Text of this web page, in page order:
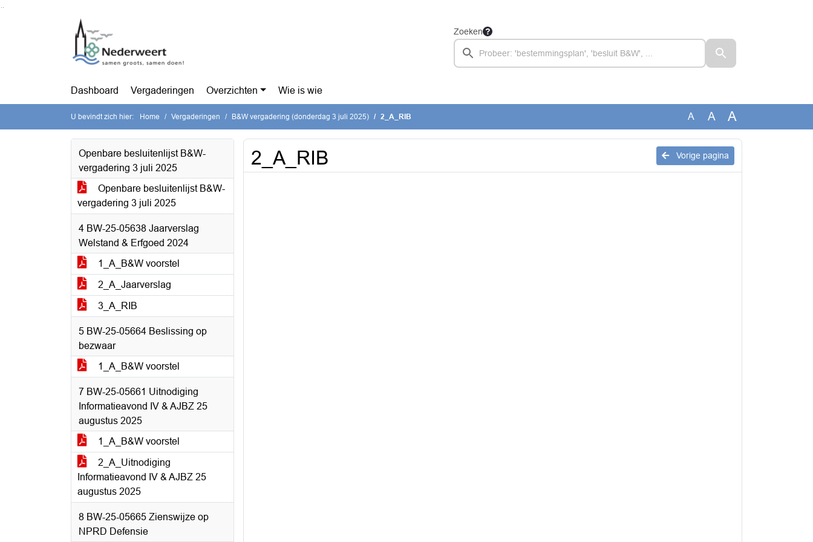
Zoeken
Dashboard Vergaderingen Overzichten Wie is wie
U bevindt zich hier: Home Vergaderingen B&W vergadering (donderdag 3 juli 2025) 2_A_RIB A A A
Openbare besluitenlijst B&W-
vergadering 3 juli 2025
Openbare besluitenlijst B&W-
vergadering 3 juli 2025
4 BW-25-05638 Jaarverslag
Welstand & Erfgoed 2024
1_A_B&W voorstel
2_A_Jaarverslag
3_A_RIB
5 BW-25-05664 Beslissing op
bezwaar
1_A_B&W voorstel
7 BW-25-05661 Uitnodiging
Informatieavond IV & AJBZ 25
augustus 2025
1_A_B&W voorstel
2_A_Uitnodiging
Informatieavond IV & AJBZ 25
augustus 2025
8 BW-25-05665 Zienswijze op
NPRD Defensie
Vorige pagina
2_A_RIB